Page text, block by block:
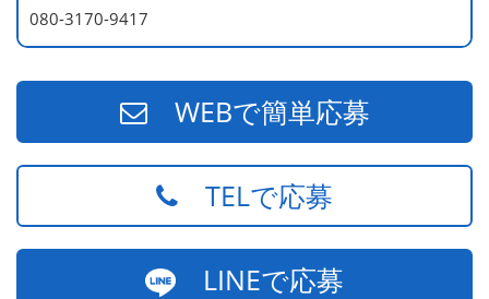
080-3170-9417
WEBで簡単応募
TELで応募
LINEで応募